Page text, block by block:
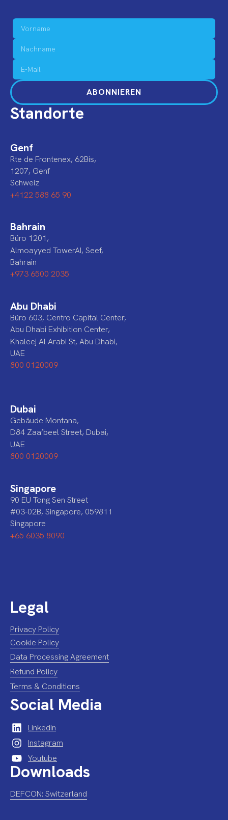
ABONNIEREN
Standorte
Genf
Rte de Frontenex, 62Bis,
1207, Genf
Schweiz
+4122 588 65 90
Bahrain
Büro 1201,
Almoayyed TowerAI, Seef,
Bahrain
+973 6500 2035
Abu Dhabi
Büro 603, Centro Capital Center,
Abu Dhabi Exhibition Center,
Khaleej Al Arabi St, Abu Dhabi,
UAE
800 0120009
Dubai
Gebäude Montana,
D84 Zaa’beel Street, Dubai,
UAE
800 0120009
Singapore
90 EU Tong Sen Street
#03-02B, Singapore, 059811
Singapore
+65 6035 8090
Legal
Privacy Policy
Cookie Policy
Data Processing Agreement
Refund Policy
Terms & Conditions
Social Media
LinkedIn
Instagram
Youtube
Downloads
DEFCON: Switzerland